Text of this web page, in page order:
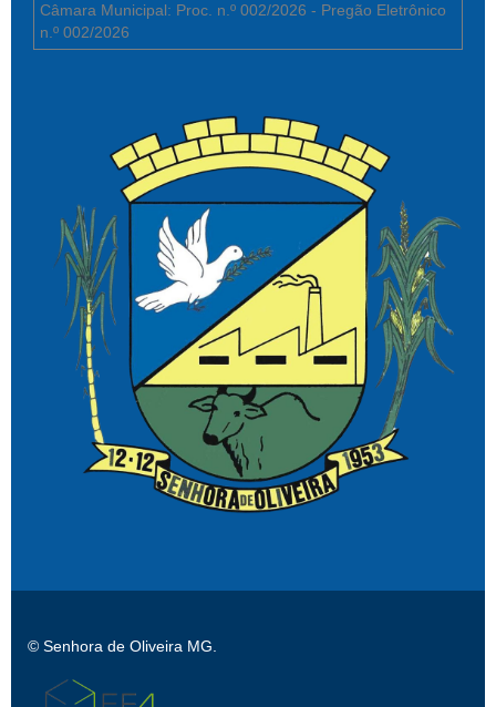
Câmara Municipal: Proc. n.º 002/2026 - Pregão Eletrônico
n.º 002/2026
© Senhora de Oliveira MG.